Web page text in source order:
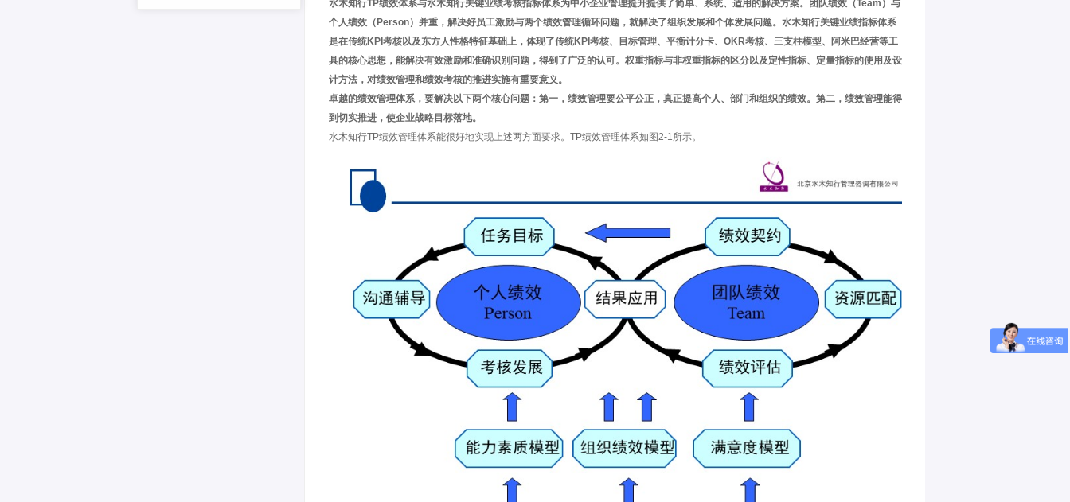
水木知行TP绩效体系与水木知行关键业绩考核指标体系为中小企业管理提升提供了简单、系统、适用的解决方案。团队绩效（Team）与
个人绩效（Person）并重，解决好员工激励与两个绩效管理循环问题，就解决了组织发展和个体发展问题。水木知行关键业绩指标体系
是在传统KPI考核以及东方人性格特征基础上，体现了传统KPI考核、目标管理、平衡计分卡、OKR考核、三支柱模型、阿米巴经营等工
具的核心思想，能解决有效激励和准确识别问题，得到了广泛的认可。权重指标与非权重指标的区分以及定性指标、定量指标的使用及设
计方法，对绩效管理和绩效考核的推进实施有重要意义。
卓越的绩效管理体系，要解决以下两个核心问题：第一，绩效管理要公平公正，真正提高个人、部门和组织的绩效。第二，绩效管理能得
到切实推进，使企业战略目标落地。
水木知行TP绩效管理体系能很好地实现上述两方面要求。TP绩效管理体系如图2-1所示。